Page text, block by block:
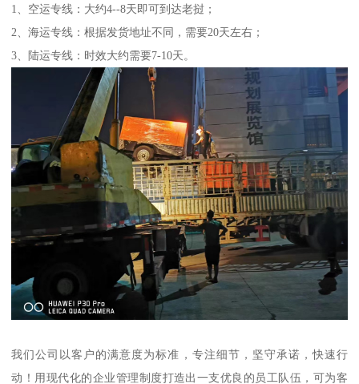
1、空运专线：大约4--8天即可到达老挝；
2、海运专线：根据发货地址不同，需要20天左右；
3、陆运专线：时效大约需要7-10天。
我们公司以客户的满意度为标准，专注细节，坚守承诺，快速行
动！用现代化的企业管理制度打造出一支优良的员工队伍，可为客